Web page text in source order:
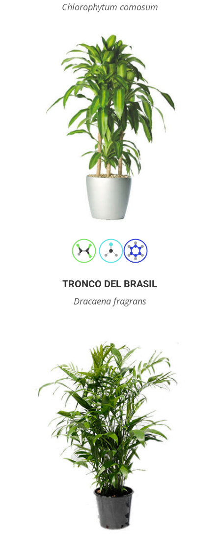
Chlorophytum comosum
TRONCO DEL BRASIL
Dracaena fragrans